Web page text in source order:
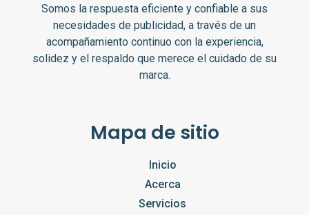
Somos la respuesta eficiente y confiable a sus
necesidades de publicidad, a través de un
acompañamiento continuo con la experiencia,
solidez y el respaldo que merece el cuidado de su
marca.
Mapa de sitio
Inicio
Acerca
Servicios